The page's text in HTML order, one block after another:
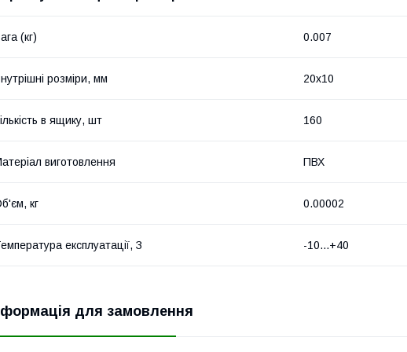
(кг) 0.007
розміри, мм 20x10
в ящику, шт 160
виготовлення ПВХ
кг 0.00002
експлуатації, З -10...+40
для замовлення